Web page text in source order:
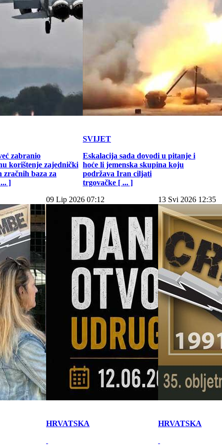
zabranio
korištenje zajednički
baza za
]
SVIJET
Eskalacija sada dovodi u pitanje i
hoće li jemenska skupina koju
podržava Iran ciljati
trgovačke [ ... ]
09 Lip 2026 07:12
HRVATSKA
13 Svi 2026 12:35
HRVATSKA